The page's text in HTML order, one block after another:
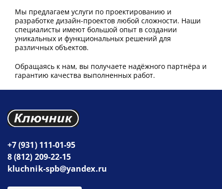
Мы предлагаем услуги по проектированию и
разработке дизайн-проектов любой сложности. Наши
специалисты имеют большой опыт в создании
уникальных и функциональных решений для
различных объектов.
Обращаясь к нам, вы получаете надёжного партнёра и
гарантию качества выполненных работ.
+7 (931) 111-01-95
8 (812) 209-22-15
kluchnik-spb@yandex.ru